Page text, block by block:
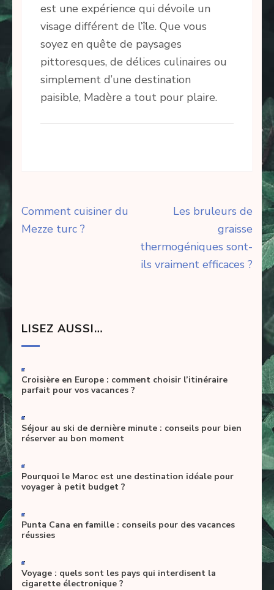
est une expérience qui dévoile un
visage différent de l’île. Que vous
soyez en quête de paysages
pittoresques, de délices culinaires ou
simplement d’une destination
paisible, Madère a tout pour plaire.
Navigation
de
Comment cuisiner du
Mezze turc ?
Les bruleurs de
graisse
thermogéniques sont-
ils vraiment efficaces ?
LISEZ AUSSI…
-
Croisière en Europe : comment choisir l’itinéraire
parfait pour vos vacances ?
-
Séjour au ski de dernière minute : conseils pour bien
réserver au bon moment
-
Pourquoi le Maroc est une destination idéale pour
voyager à petit budget ?
-
Punta Cana en famille : conseils pour des vacances
réussies
-
Voyage : quels sont les pays qui interdisent la
cigarette électronique ?